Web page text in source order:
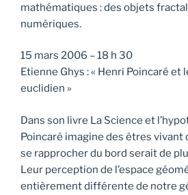
mathématiques : des objets
numériques.
15 mars 2006 – 18 h 30
Etienne Ghys : « Henri Poincaré et
euclidien »
Dans son livre La Science et
Poincaré imagine des êtres vivant
se rapprocher du bord serait de
Leur perception de l’espace
entièrement différente de notre